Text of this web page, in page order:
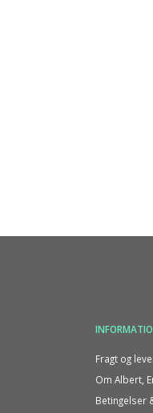
Fragt og
Om Albert,
Betingelser